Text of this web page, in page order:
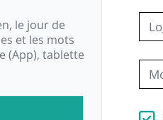
le jour de
et les mots
(App), tablette